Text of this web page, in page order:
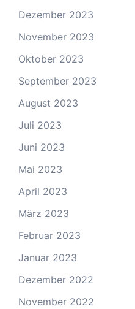
Dezember 2023
November 2023
Oktober 2023
September 2023
August 2023
Juli 2023
Juni 2023
Mai 2023
April 2023
März 2023
Februar 2023
Januar 2023
Dezember 2022
November 2022